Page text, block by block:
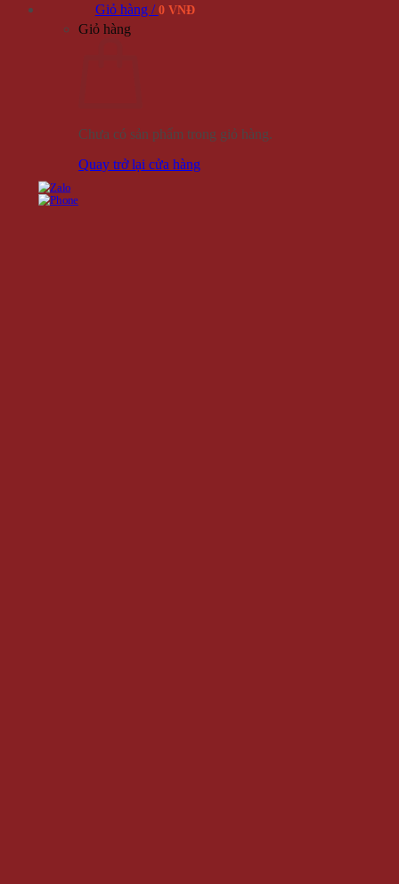
Giỏ hàng / 0 VNĐ
Giỏ hàng
Chưa có sản phẩm trong giỏ hàng.
Quay trở lại cửa hàng